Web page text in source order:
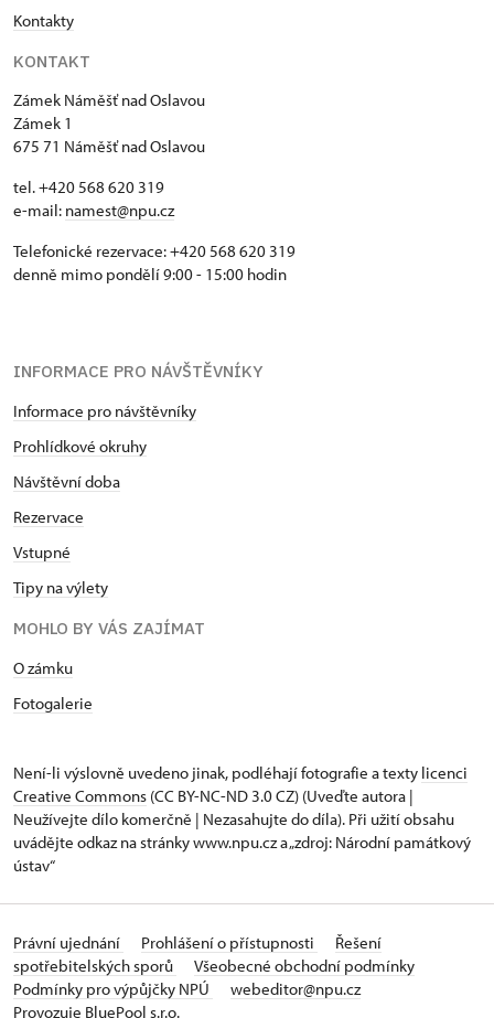
Kontakty
KONTAKT
Zámek Náměšť nad Oslavou
Zámek 1
675 71 Náměšť nad Oslavou
tel. +420 568 620 319
e-mail: namest@npu.cz
Telefonické rezervace: +420 568 620 319
denně mimo pondělí 9:00 - 15:00 hodin
INFORMACE PRO NÁVŠTĚVNÍKY
Informace pro návštěvníky
Prohlídkové okruhy
Návštěvní doba
Rezervace
Vstupné
Tipy na výlety
MOHLO BY VÁS ZAJÍMAT
O zámku
Fotogalerie
Není-li výslovně uvedeno jinak, podléhají fotografie a texty licenci
Creative Commons (CC BY-NC-ND 3.0 CZ) (Uveďte autora |
Neužívejte dílo komerčně | Nezasahujte do díla). Při užití obsahu
uvádějte odkaz na stránky www.npu.cz a „zdroj: Národní památkový
ústav“
Právní ujednání Prohlášení o přístupnosti
Řešení
spotřebitelských sporů
Všeobecné obchodní podmínky
Podmínky pro výpůjčky NPÚ
webeditor@npu.cz
Provozuje BluePool s.r.o.